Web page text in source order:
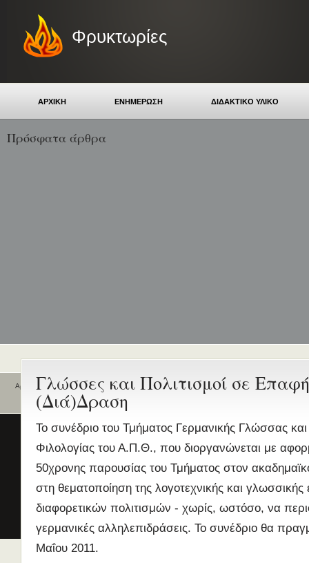
Φρυκτωρίες
ΑΡΧΙΚΗ ΕΝΗΜΕΡΩΣΗ ΔΙΔΑΚΤΙΚΟ ΥΛΙΚΟ
Πρόσφατα άρθρα
Γλώσσες και Πολιτισμοί σε
(Διά)Δραση
Το συνέδριο του Τμήματος Γερμανικής Γλώσσας και
Φιλολογίας του Α.Π.Θ., που διοργανώνεται με
50χρονης παρουσίας του Τμήματος στον
στη θεματοποίηση της λογοτεχνικής και
διαφορετικών πολιτισμών - χωρίς, ωστόσο, να
γερμανικές αλληλεπιδράσεις. Το συνέδριο θα
Μαΐου 2011.
Αρχική
Ποιοι είναι εδώ
Είναι εδώ αυτή τη στιγμή 0 χρήστες
Δεύτερης/Ξένης Γλώσσας
(Εξ Αποστάσεως) από το Παν/
Λευκωσίας σε συνεργασία με
το πιστοποιητικό επιπέδου Γ2
Πρώτο Διεθνές Συνέδριο